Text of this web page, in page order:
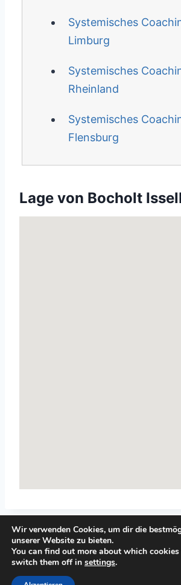
Systemisches
Limburg
Systemisches
Rheinland
Systemisches
Flensburg
Lage von Bocholt
© 2026 Top-Systemisches-
Wir verwenden Cookies, um dir die
unserer Website zu bieten.
You can find out more about which
switch them off in settings.